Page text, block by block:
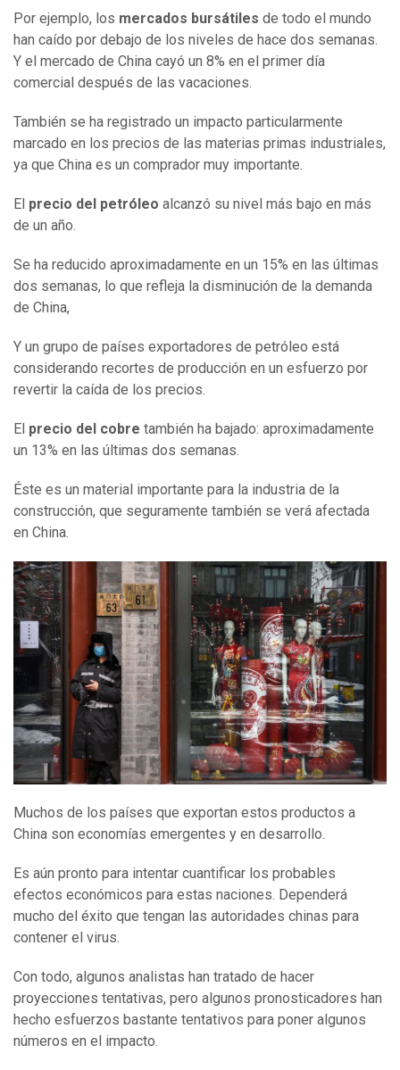
Por ejemplo, los mercados bursátiles de todo el mundo
han caído por debajo de los niveles de hace dos semanas.
Y el mercado de China cayó un 8% en el primer día
comercial después de las vacaciones.
También se ha registrado un impacto particularmente
marcado en los precios de las materias primas industriales,
ya que China es un comprador muy importante.
El precio del petróleo alcanzó su nivel más bajo en más
de un año.
Se ha reducido aproximadamente en un 15% en las últimas
dos semanas, lo que refleja la disminución de la demanda
de China,
Y un grupo de países exportadores de petróleo está
considerando recortes de producción en un esfuerzo por
revertir la caída de los precios.
El precio del cobre también ha bajado: aproximadamente
un 13% en las últimas dos semanas.
Éste es un material importante para la industria de la
construcción, que seguramente también se verá afectada
en China.
Muchos de los países que exportan estos productos a
China son economías emergentes y en desarrollo.
Es aún pronto para intentar cuantificar los probables
efectos económicos para estas naciones. Dependerá
mucho del éxito que tengan las autoridades chinas para
contener el virus.
Con todo, algunos analistas han tratado de hacer
proyecciones tentativas, pero algunos pronosticadores han
hecho esfuerzos bastante tentativos para poner algunos
números en el impacto.